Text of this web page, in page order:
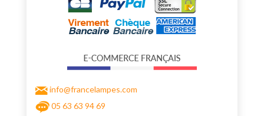
info@francelampes.com
05 63 63 94 69